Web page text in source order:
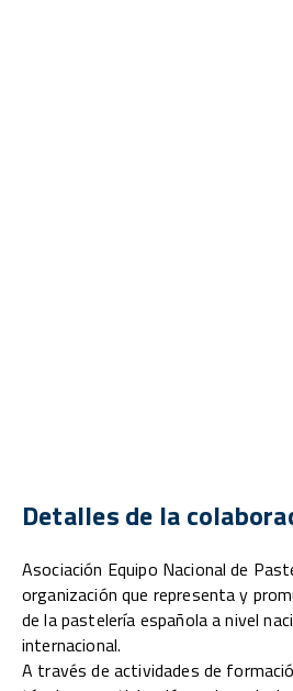
Detalles de la
Asociación Equipo Nacional de
organización que representa y
de la pastelería española a nivel
internacional.
A través de actividades de